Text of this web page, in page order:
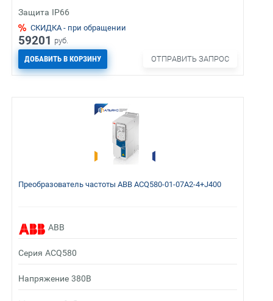
Защита IP66
СКИДКА - при обращении
59201 руб.
ДОБАВИТЬ В КОРЗИНУ ОТПРАВИТЬ ЗАПРОС
Преобразователь частоты ABB ACQ580-01-07A2-4+J400
ABB
Серия ACQ580
Напряжение 380В